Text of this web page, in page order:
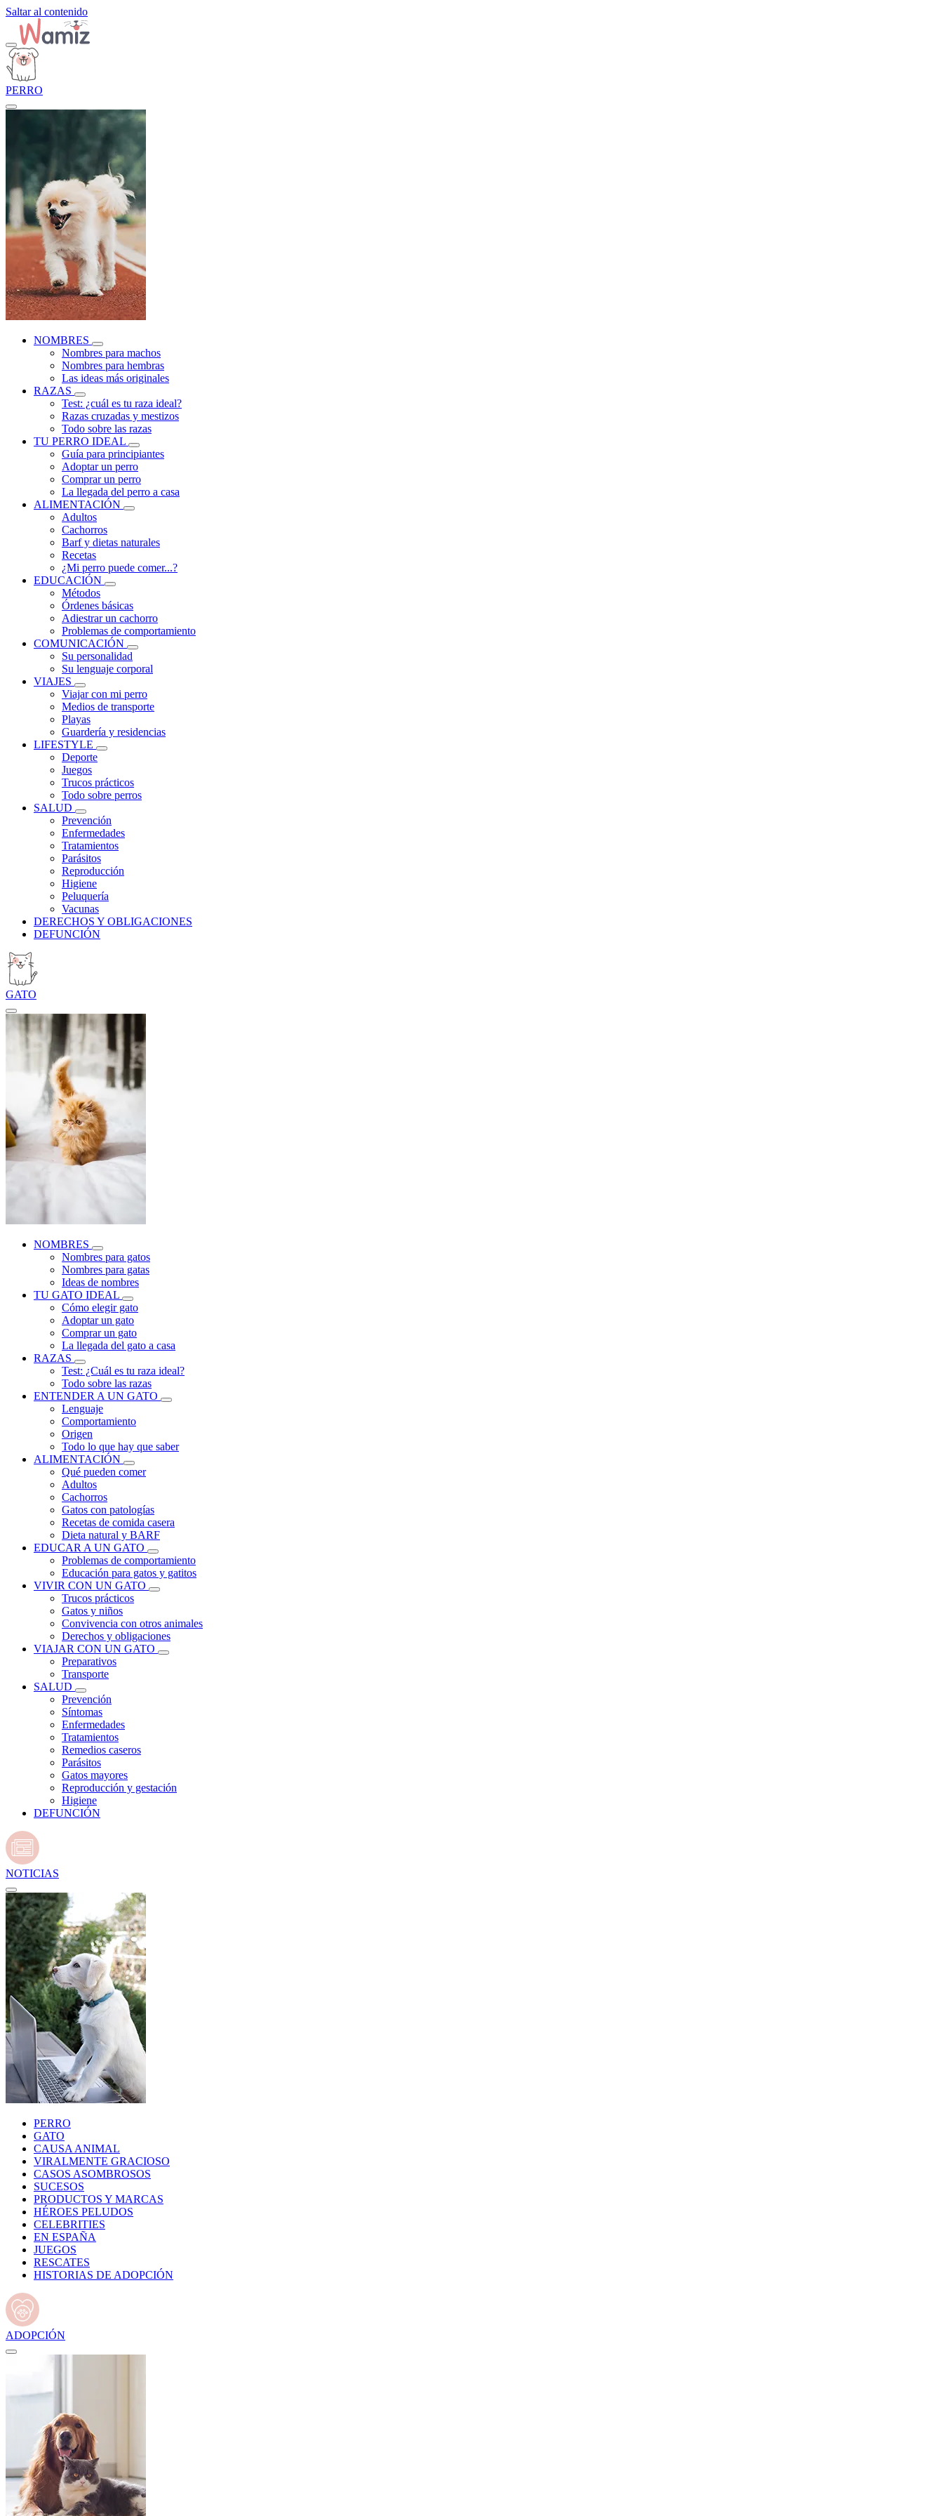
Saltar al contenido
PERRO
NOMBRES
Nombres para machos
Nombres para hembras
Las ideas más originales
RAZAS
Test: ¿cuál es tu raza ideal?
Razas cruzadas y mestizos
Todo sobre las razas
TU PERRO IDEAL
Guía para principiantes
Adoptar un perro
Comprar un perro
La llegada del perro a casa
ALIMENTACIÓN
Adultos
Cachorros
Barf y dietas naturales
Recetas
¿Mi perro puede comer...?
EDUCACIÓN
Métodos
Órdenes básicas
Adiestrar un cachorro
Problemas de comportamiento
COMUNICACIÓN
Su personalidad
Su lenguaje corporal
VIAJES
Viajar con mi perro
Medios de transporte
Playas
Guardería y residencias
LIFESTYLE
Deporte
Juegos
Trucos prácticos
Todo sobre perros
SALUD
Prevención
Enfermedades
Tratamientos
Parásitos
Reproducción
Higiene
Peluquería
Vacunas
DERECHOS Y OBLIGACIONES
DEFUNCIÓN
GATO
NOMBRES
Nombres para gatos
Nombres para gatas
Ideas de nombres
TU GATO IDEAL
Cómo elegir gato
Adoptar un gato
Comprar un gato
La llegada del gato a casa
RAZAS
Test: ¿Cuál es tu raza ideal?
Todo sobre las razas
ENTENDER A UN GATO
Lenguaje
Comportamiento
Origen
Todo lo que hay que saber
ALIMENTACIÓN
Qué pueden comer
Adultos
Cachorros
Gatos con patologías
Recetas de comida casera
Dieta natural y BARF
EDUCAR A UN GATO
Problemas de comportamiento
Educación para gatos y gatitos
VIVIR CON UN GATO
Trucos prácticos
Gatos y niños
Convivencia con otros animales
Derechos y obligaciones
VIAJAR CON UN GATO
Preparativos
Transporte
SALUD
Prevención
Síntomas
Enfermedades
Tratamientos
Remedios caseros
Parásitos
Gatos mayores
Reproducción y gestación
Higiene
DEFUNCIÓN
NOTICIAS
PERRO
GATO
CAUSA ANIMAL
VIRALMENTE GRACIOSO
CASOS ASOMBROSOS
SUCESOS
PRODUCTOS Y MARCAS
HÉROES PELUDOS
CELEBRITIES
EN ESPAÑA
JUEGOS
RESCATES
HISTORIAS DE ADOPCIÓN
ADOPCIÓN